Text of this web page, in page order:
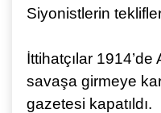
Siyonistlerin
İttihatçılar 1914’de
savaşa girmeye
gazetesi kapatıldı.